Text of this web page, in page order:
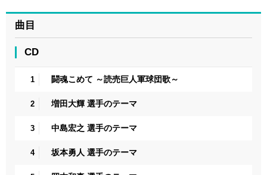
曲目
CD
1 闘魂こめて ～読売巨人軍球団歌～
2 増田大輝 選手のテーマ
3 中島宏之 選手のテーマ
4 坂本勇人 選手のテーマ